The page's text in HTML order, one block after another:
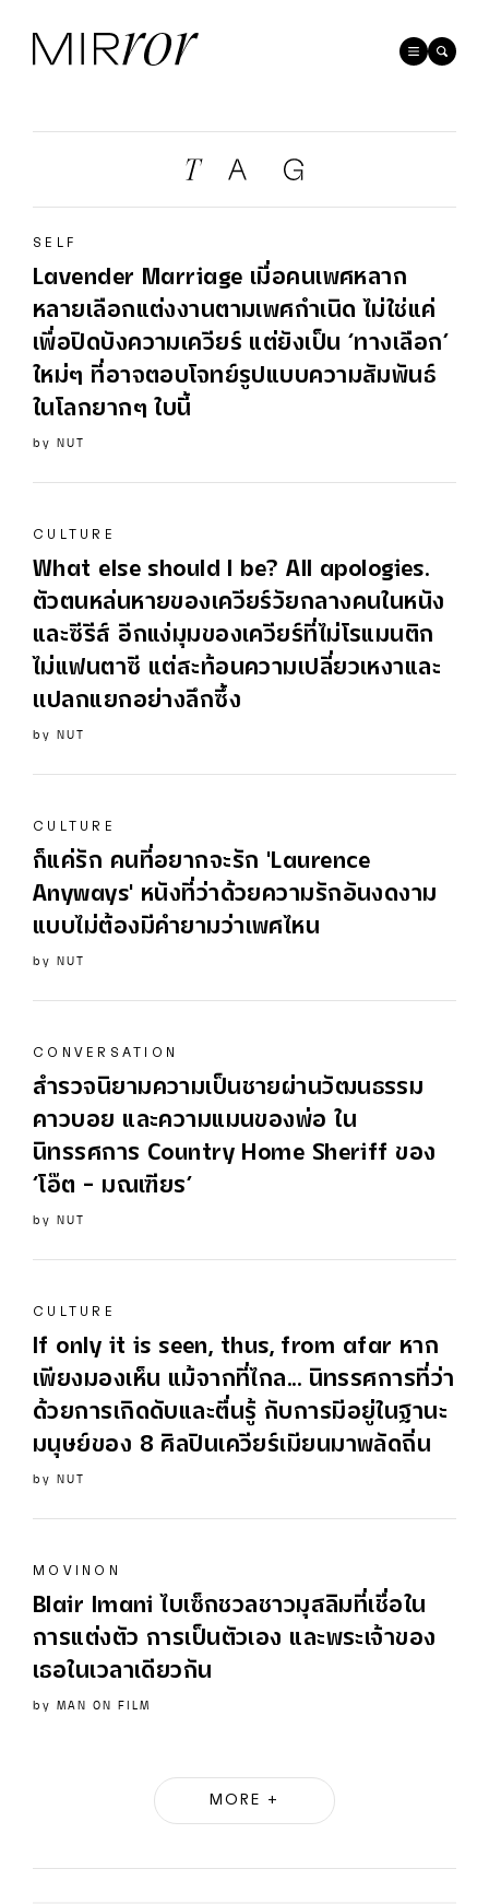
SELF
Lavender Marriage เมื่อคนเพศหลาก
หลายเลือกแต่งงานตามเพศกำเนิด ไม่ใช่แค่
เพื่อปิดบังความเควียร์ แต่ยังเป็น ‘ทางเลือก’
ใหม่ๆ ที่อาจตอบโจทย์รูปแบบความสัมพันธ์
ในโลกยากๆ ใบนี้
by NUT
CULTURE
What else should I be? All apologies.
ตัวตนหล่นหายของเควียร์วัยกลางคนในหนัง
และซีรีส์ อีกแง่มุมของเควียร์ที่ไม่โรแมนติก
ไม่แฟนตาซี แต่สะท้อนความเปลี่ยวเหงาและ
เเปลกแยกอย่างลึกซึ้ง
by NUT
CULTURE
ก็แค่รัก คนที่อยากจะรัก 'Laurence
Anyways' หนังที่ว่าด้วยความรักอันงดงาม
แบบไม่ต้องมีคำยามว่าเพศไหน
by NUT
CONVERSATION
สำรวจนิยามความเป็นชายผ่านวัฒนธรรม
คาวบอย และความแมนของพ่อ ใน
นิทรรศการ Country Home Sheriff ของ
‘โอ๊ต - มณเฑียร’
by NUT
CULTURE
If only it is seen, thus, from afar หาก
เพียงมองเห็น แม้จากที่ไกล... นิทรรศการที่ว่า
ด้วยการเกิดดับและตื่นรู้ กับการมีอยู่ในฐานะ
มนุษย์ของ 8 ศิลปินเควียร์เมียนมาพลัดถิ่น
by NUT
MOVINON
Blair Imani ไบเซ็กชวลชาวมุสลิมที่เชื่อใน
การแต่งตัว การเป็นตัวเอง และพระเจ้าของ
เธอในเวลาเดียวกัน
by MAN ON FILM
MORE +